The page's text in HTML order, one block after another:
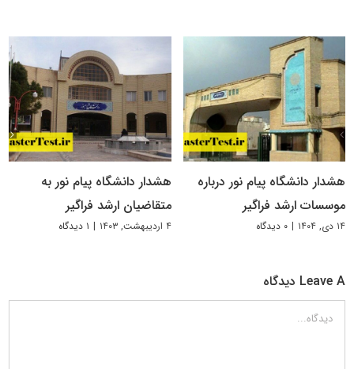
هشدار دانشگاه پیام نور درباره
موسسات ارشد فراگیر
۱۴ دی, ۱۴۰۴ | ۰ دیدگاه
هشدار دانشگاه پیام نور به
متقاضیان ارشد فراگیر
۴ اردیبهشت, ۱۴۰۳ | ۱ دیدگاه
Leave A دیدگاه
دیدگاه